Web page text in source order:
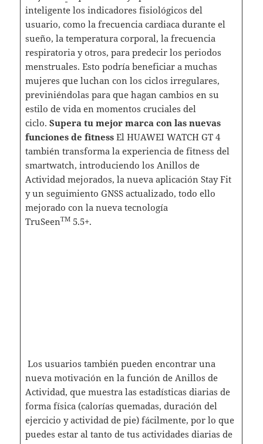
inteligente los indicadores fisiológicos del
usuario, como la frecuencia cardiaca durante el
sueño, la temperatura corporal, la frecuencia
respiratoria y otros, para predecir los periodos
menstruales. Esto podría beneficiar a muchas
mujeres que luchan con los ciclos irregulares,
previniéndolas para que hagan cambios en su
estilo de vida en momentos cruciales del
ciclo. Supera tu mejor marca con las nuevas
funciones de fitness El HUAWEI WATCH GT 4
también transforma la experiencia de fitness del
smartwatch, introduciendo los Anillos de
Actividad mejorados, la nueva aplicación Stay Fit
y un seguimiento GNSS actualizado, todo ello
mejorado con la nueva tecnología
TruSeenTM5.5+.
Los usuarios también pueden encontrar una
nueva motivación en la función de Anillos de
Actividad, que muestra las estadísticas diarias de
forma física (calorías quemadas, duración del
ejercicio y actividad de pie) fácilmente, por lo que
puedes estar al tanto de tus actividades diarias de